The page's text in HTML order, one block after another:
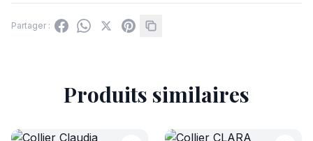
Partager :
Produits similaires